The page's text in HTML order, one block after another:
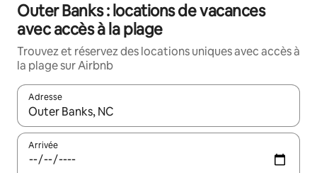
Outer Banks : locations de vacances
avec accès à la plage
Trouvez et réservez des locations uniques avec accès à
la plage sur Airbnb
Adresse
Lorsque les résultats s'affichent, utilisez les flèches vers le
Arrivée